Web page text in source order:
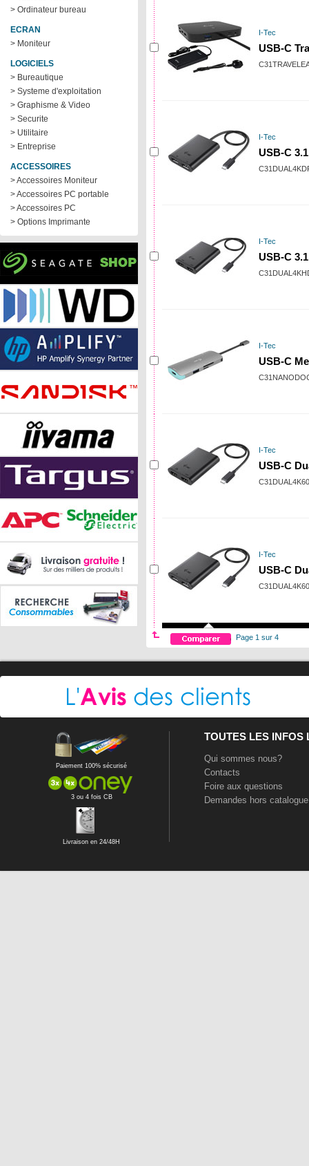
> Ordinateur bureau
ECRAN
> Moniteur
LOGICIELS
> Bureautique
> Systeme d'exploitation
> Graphisme & Video
> Securite
> Utilitaire
> Entreprise
ACCESSOIRES
> Accessoires Moniteur
> Accessoires PC portable
> Accessoires PC
> Options Imprimante
I-Tec
USB-C
I-Tec
USB-C
I-Tec
USB-C
I-Tec
USB-C
I-Tec
USB-C
I-Tec
USB-C
Page 1 sur 4
Paiement 100% sécurisé
3 ou 4 fois CB
Livraison en 24/48H
TOUTES LES INFOS
Qui sommes nous?
Contacts
Foire aux questions
Demandes hors catalogue